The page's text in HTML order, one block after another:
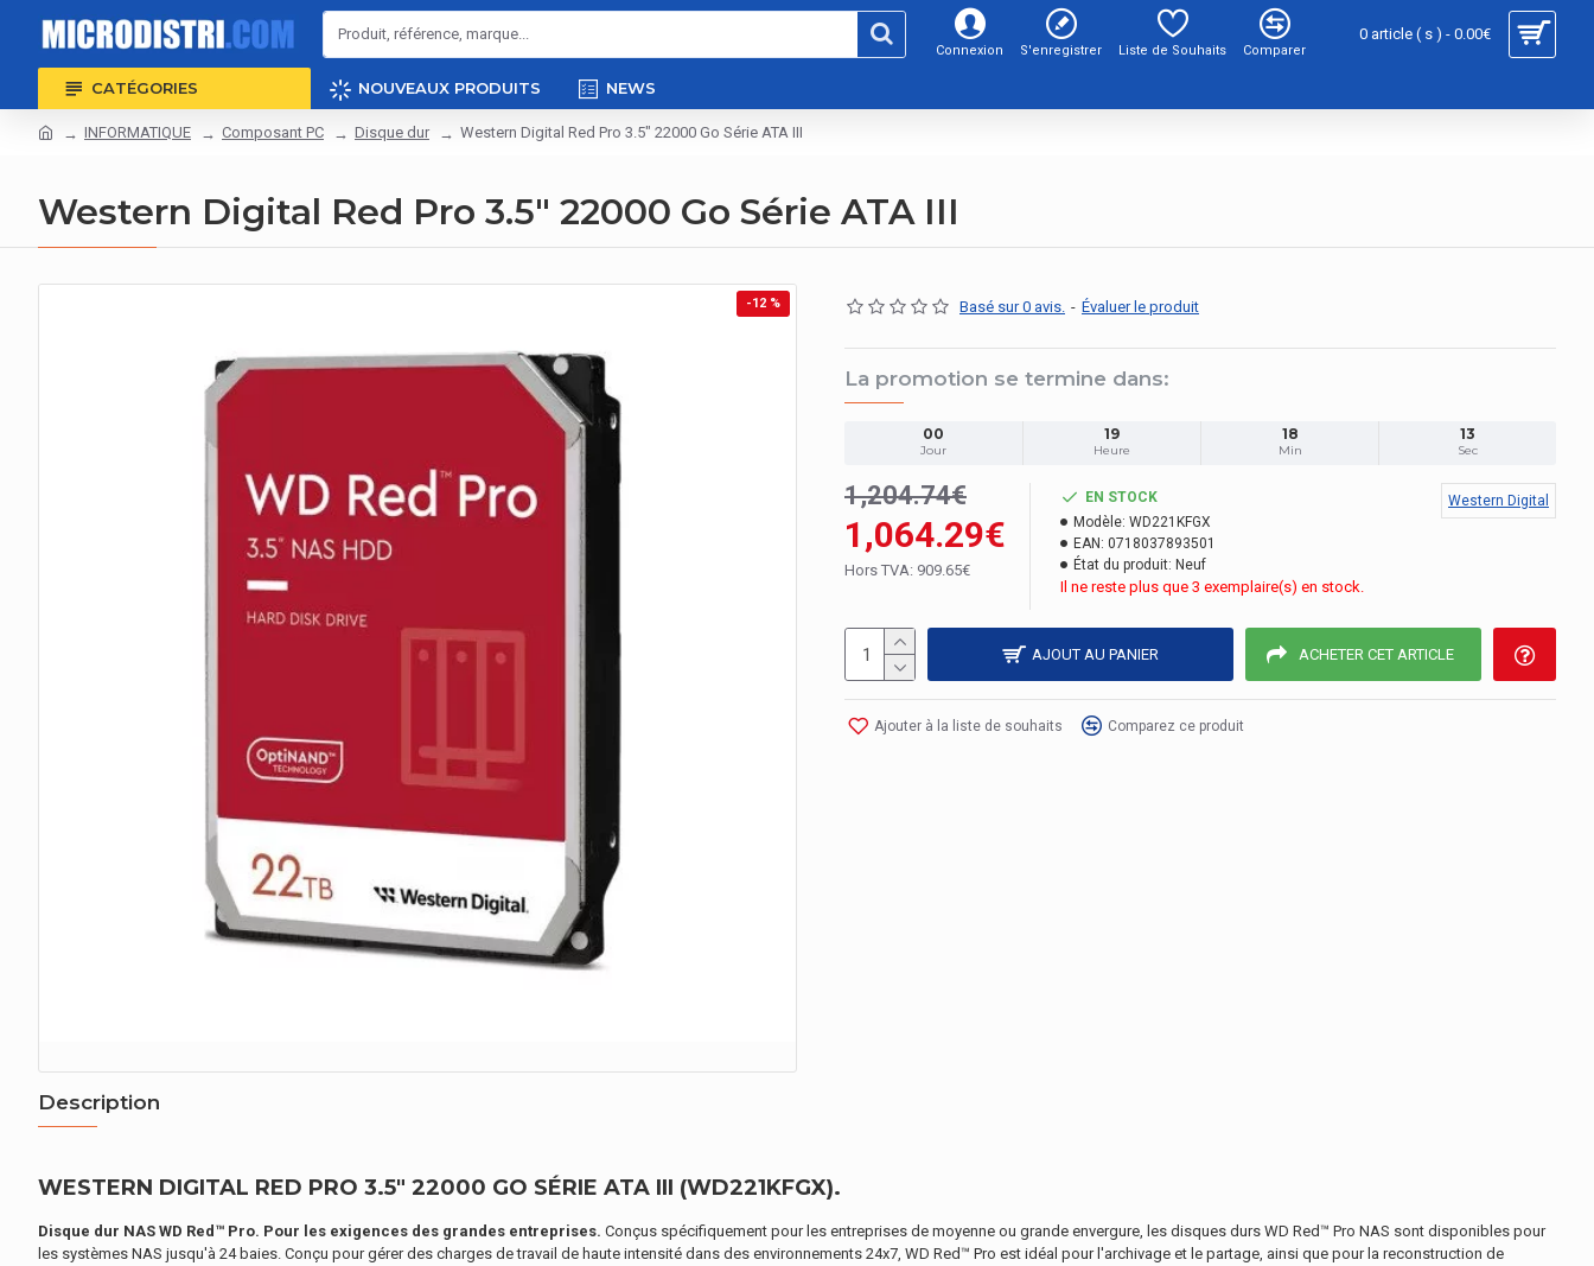
Connexion S'enregistrer Liste de Souhaits Comparer
0 article ( s ) - 0.00€
CATÉGORIES NOUVEAUX PRODUITS NEWS
INFORMATIQUE Composant PC Disque dur Western Digital Red Pro 3.5" 22000 Go Série ATA III
Western Digital Red Pro 3.5" 22000 Go Série ATA III
-12 % Basé sur 0 avis. - Évaluer le produit
La promotion se termine dans:
00
Jour
19
Heure
18
Min
12
Sec
1,064.29€
1,204.74€
Hors TVA: 909.65€
EN STOCK
Modèle: WD221KFGX
EAN: 0718037893501
État du produit: Neuf
Western Digital
Il ne reste plus que 3 exemplaire(s) en stock.
AJOUT AU PANIER ACHETER CET ARTICLE
Ajouter à la liste de souhaits Comparez ce produit
Description
WESTERN DIGITAL RED PRO 3.5" 22000 GO SÉRIE ATA III (WD221KFGX).
Disque dur NAS WD Red™ Pro. Pour les exigences des grandes entreprises. Conçus spécifiquement pour les entreprises de moyenne ou grande envergure, les disques durs WD Red™ Pro NAS sont disponibles pour
les systèmes NAS jusqu'à 24 baies. Conçu pour gérer des charges de travail de haute intensité dans des environnements 24x7, WD Red™ Pro est idéal pour l'archivage et le partage, ainsi que pour la reconstruction de